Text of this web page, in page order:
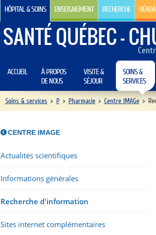
HÔPITAL & SOINS ENSEIGNEMENT RECHERCHE
SANTÉ QUÉBEC -
ACCUEIL
À PROPOS
DE NOUS
VISITE &
SÉJOUR
SOINS &
SERVICES
Soins & services > P > Pharmacie > Centre IMAGe >
CENTRE IMAGE
Actualités scientifiques
Informations générales
Recherche d'information
Sites internet complémentaires